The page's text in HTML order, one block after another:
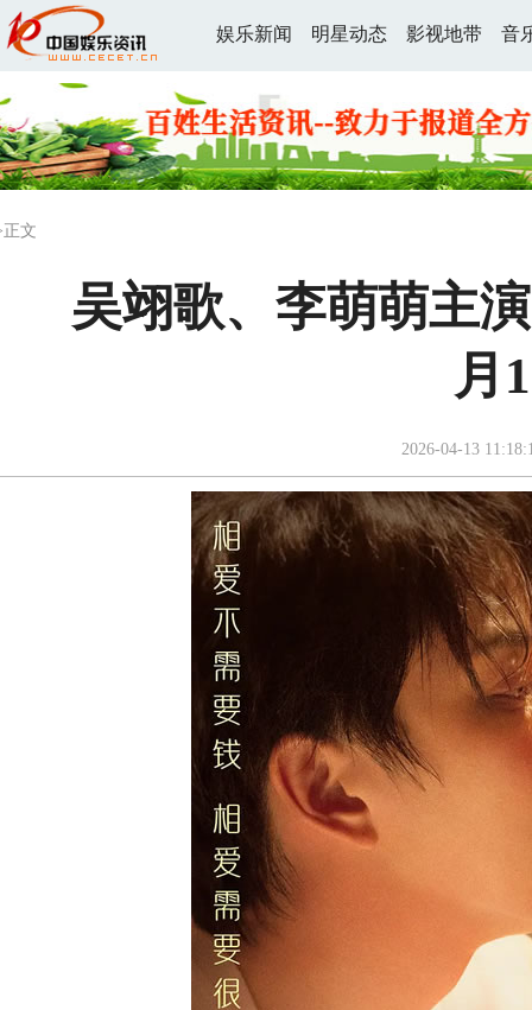
娱乐新闻 明星动态 影视地带 音
文
吴翊歌、李萌萌主
月
2026-04-13